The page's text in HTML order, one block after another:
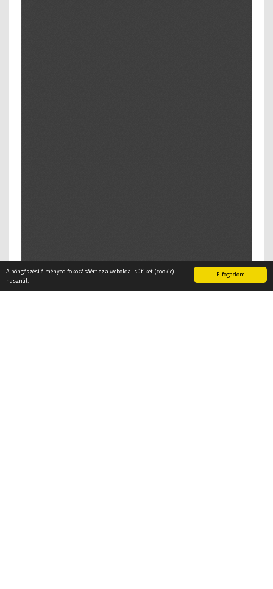
Elfogadom
A böngészési élményed fokozásáért ez a weboldal sütiket (cookie)
használ.